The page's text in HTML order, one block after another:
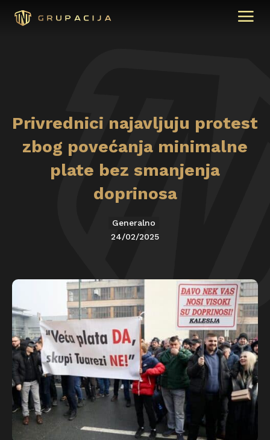
Privrednici najavljuju protest
zbog povećanja minimalne
plate bez smanjenja
doprinosa
Generalno
24/02/2025